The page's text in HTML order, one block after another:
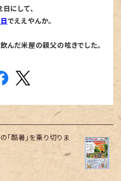
にして、
でええやんか。
んだ米屋の親父の呟きでした。
「酷暑」を乗り切りま